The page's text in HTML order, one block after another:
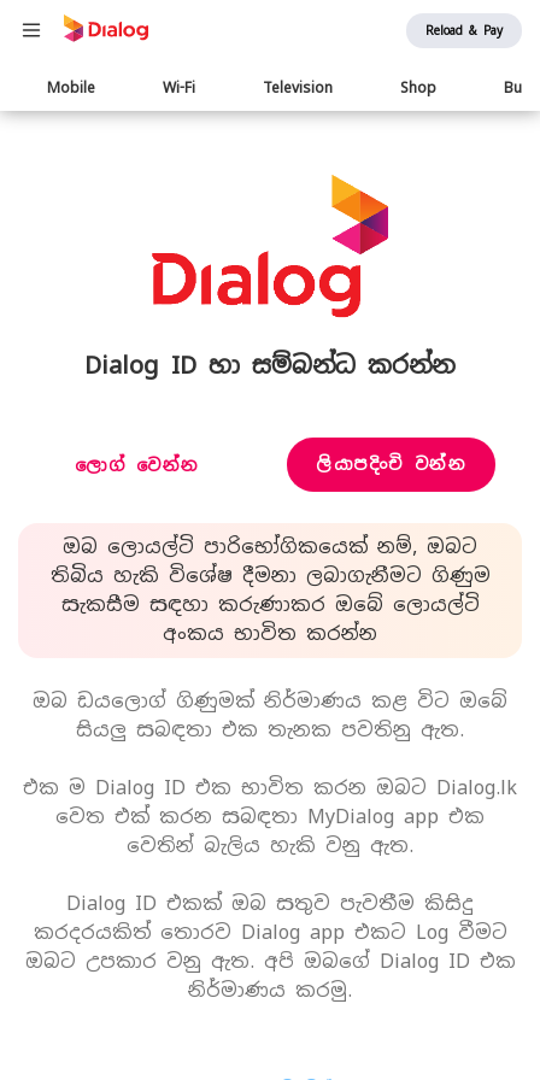
Reload & Pay
Main
navigation
Mobile Wi-Fi Television Shop
Dialog ID හා සම්බන්ධ කරන්න
ලොග් වෙන්න ලියාපදිංචි වන්න
ඔබ ලොයල්ටි පාරිභෝගිකයෙක් නම්, ඔබට
තිබිය හැකි විශේෂ දීමනා ලබාගැනීමට ගිණුම
සැකසීම සඳහා කරුණාකර ඔබේ ලොයල්ටි
අංකය භාවිත කරන්න
ඔබ ඩයලොග් ගිණුමක් නිර්මාණය කළ විට ඔබේ
සියලු සබඳතා එක තැනක පවතිනු ඇත.
එක ම Dialog ID එක භාවිත කරන ඔබට Dialog.lk
වෙත එක් කරන සබඳතා MyDialog app එක
වෙතින් බැලිය හැකි වනු ඇත.
Dialog ID එකක් ඔබ සතුව පැවතීම කිසිදු
කරදරයකිත් තොරව Dialog app එකට Log වීමට
ඔබට උපකාර වනු ඇත. අපි ඔබගේ Dialog ID එක
නිර්මාණය කරමු.